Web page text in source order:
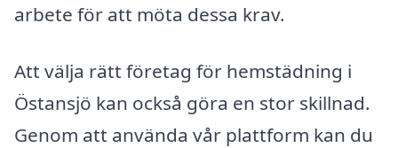
arbete för att möta dessa krav.
Att välja rätt företag för hemstädning i
Östansjö kan också göra en stor skillnad.
Genom att använda vår plattform kan du